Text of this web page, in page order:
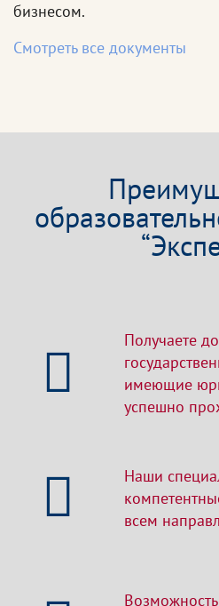
бизнесом.
Смотреть все документы
Получаете
имеющие
успешно
Наши
всем